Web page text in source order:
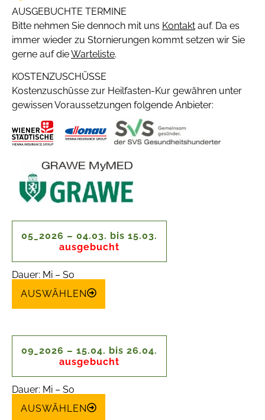
AUSGEBUCHTE TERMINE
Bitte nehmen Sie dennoch mit uns Kontakt auf. Da es
immer wieder zu Stornierungen kommt setzen wir Sie
gerne auf dieWarteliste.
KOSTENZUSCHÜSSE
Kostenzuschüsse zur Heilfasten-Kur gewähren unter
gewissen Voraussetzungen folgende Anbieter:
05_2026 – 04.03. bis 15.03.
ausgebucht
Dauer: Mi – So
AUSWÄHLEN
09_2026 – 15.04. bis 26.04.
ausgebucht
Dauer: Mi – So
AUSWÄHLEN